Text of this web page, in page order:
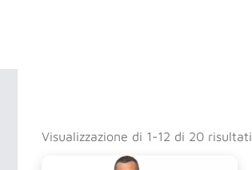
Visualizzazione di 1-12 di 20 risultati